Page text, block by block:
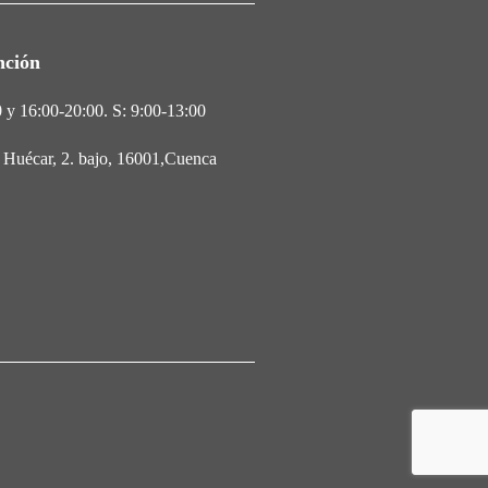
16:00-20:00. S: 9:00-13:00
2. bajo, 16001,Cuenca